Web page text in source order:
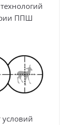
ППШ
условий